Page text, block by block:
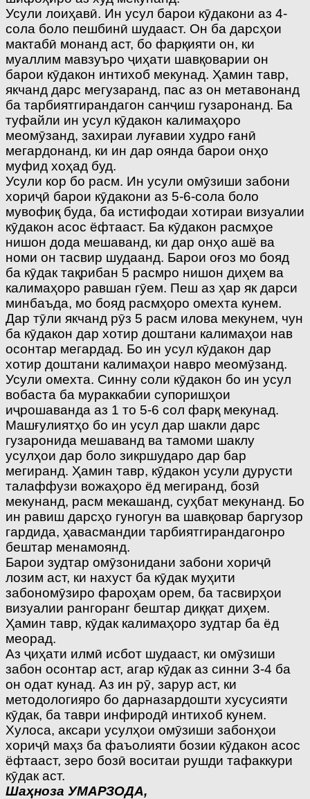
Усули лоиҳавӣ. Ин усул барои кӯдакони аз 4-
сола боло пешбинӣ шудааст. Он ба дарсҳои
мактабӣ монанд аст, бо фарқияти он, ки
муаллим мавзуъро ҷиҳати шавқоварии он
барои кӯдакон интихоб мекунад. Ҳамин тавр,
якчанд дарс мегузаранд, пас аз он метавонанд
ба тарбиятгирандагон санҷиш гузаронанд. Ба
туфайли ин усул кӯдакон калимаҳоро
меомӯзанд, захираи луғавии худро ғанӣ
мегардонанд, ки ин дар оянда барои онҳо
муфид хоҳад буд.
Усули кор бо расм. Ин усули омӯзиши забони
хориҷӣ барои кӯдакони аз 5-6-сола боло
мувофиқ буда, ба истифодаи хотираи визуалии
кӯдакон асос ёфтааст. Ба кӯдакон расмҳое
нишон дода мешаванд, ки дар онҳо ашё ва
номи он тасвир шудаанд. Барои оғоз мо бояд
ба кӯдак тақрибан 5 расмро нишон диҳем ва
калимаҳоро равшан гӯем. Пеш аз ҳар як дарси
минбаъда, мо бояд расмҳоро омехта кунем.
Дар тӯли якчанд рӯз 5 расм илова мекунем, чун
ба кӯдакон дар хотир доштани калимаҳои нав
осонтар мегардад. Бо ин усул кӯдакон дар
хотир доштани калимаҳои навро меомӯзанд.
Усули омехта. Синну соли кӯдакон бо ин усул
вобаста ба мураккабии супоришҳои
иҷрошаванда аз 1 то 5-6 сол фарқ мекунад.
Машғулиятҳо бо ин усул дар шакли дарс
гузаронида мешаванд ва тамоми шаклу
усулҳои дар боло зикршударо дар бар
мегиранд. Ҳамин тавр, кӯдакон усули дурусти
талаффузи вожаҳоро ёд мегиранд, бозӣ
мекунанд, расм мекашанд, суҳбат мекунанд. Бо
ин равиш дарсҳо гуногун ва шавқовар баргузор
гардида, ҳавасмандии тарбиятгирандагонро
бештар менамоянд.
Барои зудтар омӯзонидани забони хориҷӣ
лозим аст, ки нахуст ба кӯдак муҳити
забономӯзиро фароҳам орем, ба тасвирҳои
визуалии рангоранг бештар диққат диҳем.
Ҳамин тавр, кӯдак калимаҳоро зудтар ба ёд
меорад.
Аз ҷиҳати илмӣ исбот шудааст, ки омӯ­зиши
забон осонтар аст, агар кӯдак аз синни 3-4 ба
он одат кунад. Аз ин рӯ, зарур аст, ки
методологияро бо дарназардошти хусусияти
кӯдак, ба таври инфиродӣ интихоб кунем.
Хулоса, аксари усулҳои омӯзиши забонҳои
хориҷӣ маҳз ба фаъолияти бозии кӯдакон асос
ёфтааст, зеро бозӣ воситаи рушди тафаккури
кӯдак аст.
Шаҳноза УМАРЗОДА,